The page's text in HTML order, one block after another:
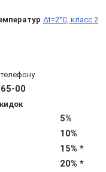
Δt=2°C, класс 2
00
5%
10%
15% *
20% *